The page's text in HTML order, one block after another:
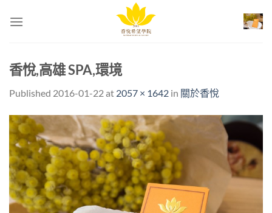
香悅,高雄 SPA,環境
Published 2016-01-22at 2057 × 1642 in 關於香悅